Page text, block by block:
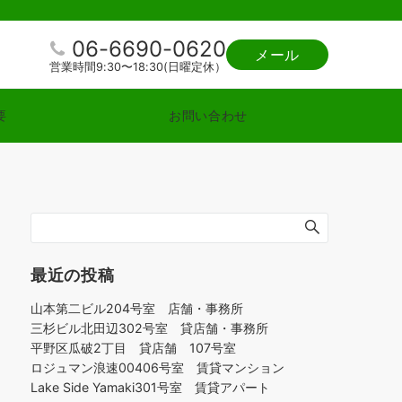
06-6690-0620
営業時間9:30〜18:30(日曜定休）
メール
お問い合わせ
最近の投稿
山本第二ビル204号室 店舗・事務所
三杉ビル北田辺302号室 貸店舗・事務所
平野区瓜破2丁目 貸店舗 107号室
ロジュマン浪速00406号室 賃貸マンション
Lake Side Yamaki301号室 賃貸アパート